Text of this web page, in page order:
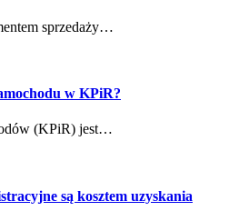
sprzedaży…
w KPiR?
(KPiR) jest…
są kosztem uzyskania